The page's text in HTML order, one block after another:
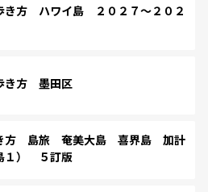
き方 ハワイ島 ２０２７～２０２
き方 墨田区
方 島旅 奄美大島 喜界島 加計
１） ５訂版